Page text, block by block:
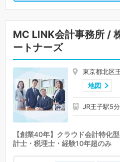
MC LINK会計事務所 /
ートナーズ
東京都北区
地図
JR王子駅5分
【創業40年】クラウド会計特
計士・税理士・経験10年超のみ